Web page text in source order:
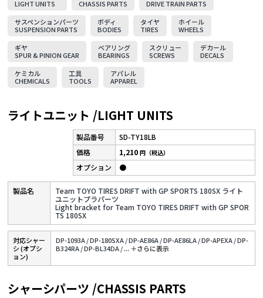
LIGHT UNITS
CHASSIS PARTS
DRIVE TRAIN PARTS
サスペンションパーツ
SUSPENSION PARTS
ボディ
BODIES
タイヤ
TIRES
ホイール
WHEELS
ギヤ
SPUR & PINION GEAR
ベアリング
BEARINGS
スクリュー
SCREWS
デカール
DECALS
ケミカル
CHEMICALS
工具
TOOLS
アパレル
APPAREL
ライトユニット /LIGHT UNITS
SD-TY18LB
Team TOYO TIRES DRIFT with GP SPORTS 180SX ライト
ユニットプラパーツ
Light bracket for Team TOYO TIRES DRIFT with GP SPOR
TS 180SX
1,210円（税込）
●
対応シャー
シ (オプシ
ョン)
DP-1093A /DP-180SXA /DP-AE86A /DP-AE86LA /DP-APEXA /DP-
B324RA /DP-BL34DA /... ＋さらに表⽰
シャーシパーツ /CHASSIS PARTS